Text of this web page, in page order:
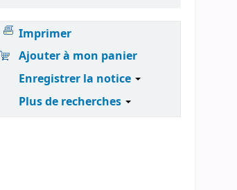
Imprimer
Ajouter à mon panier
Enregistrer la notice
Plus de recherches